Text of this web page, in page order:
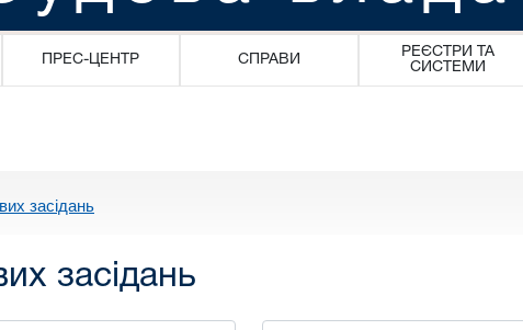
ПРЕС-ЦЕНТР СПРАВИ
РЕЄСТРИ ТА
СИСТЕМИ
засідань
засідань